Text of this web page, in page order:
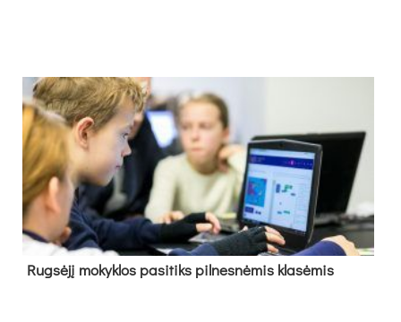
Rug­sė­jį mo­kyk­los pa­si­tiks pil­nes­nė­mis kla­sė­mis